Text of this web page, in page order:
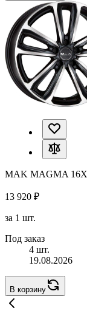
MAK MAGMA
13 920 ₽
за 1 шт.
Под заказ
4 шт.
19.08.2026
В корзину